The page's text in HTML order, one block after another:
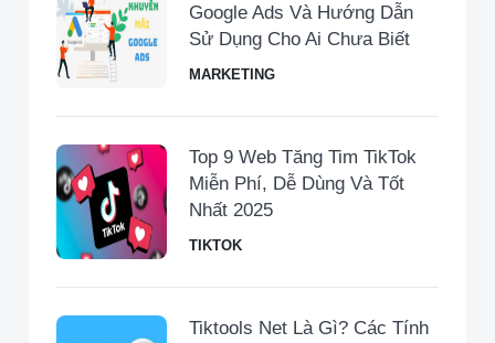
Google Ads Và Hướng Dẫn
Sử Dụng Cho Ai Chưa Biết
MARKETING
Top 9 Web Tăng Tim TikTok
Miễn Phí, Dễ Dùng Và Tốt
Nhất 2025
TIKTOK
Tiktools Net Là Gì? Các Tính